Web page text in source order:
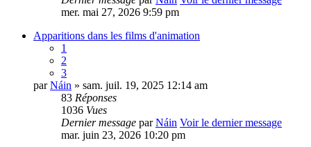
mer. mai 27, 2026 9:59 pm
Apparitions dans les films d'animation
1
2
3
parNáin » sam. juil. 19, 2025 12:14 am
83 Réponses
1036 Vues
Dernier message parNáin Voir le dernier message
mar. juin 23, 2026 10:20 pm